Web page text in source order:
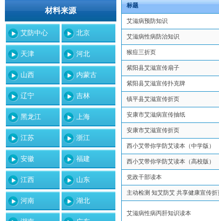
材料来源
艾防中心 北京
天津 河北
山西 内蒙古
辽宁 吉林
黑龙江 上海
江苏 浙江
安徽 福建
江西 山东
河南 湖北
标题
艾滋病预防知识
艾滋病性病防治知识
猴痘三折页
紫阳县艾滋宣传扇子
紫阳县艾滋宣传扑克牌
镇平县艾滋宣传折页
安康市艾滋病宣传抽纸
安康市艾滋宣传折页
西小艾带你学防艾读本（中学版）
西小艾带你学防艾读本（高校版）
党政干部读本
主动检测 知艾防艾 共享健康宣传折
艾滋病性病丙肝知识读本